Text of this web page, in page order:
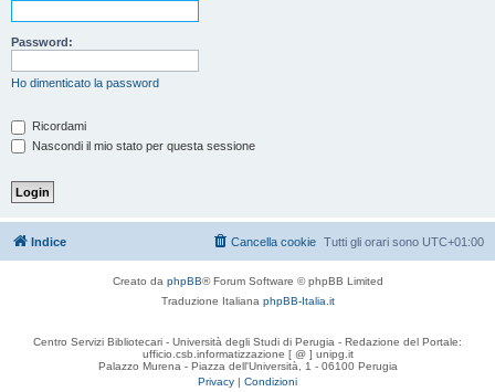
Password:
Ho dimenticato la password
Ricordami
Nascondi il mio stato per questa sessione
Indice Tutti gli orari sono UTC+01:00
Cancella cookie
Creato da phpBB® Forum Software © phpBB Limited
Traduzione Italiana phpBB-Italia.it
Centro Servizi Bibliotecari - Università degli Studi di Perugia - Redazione del Portale:
ufficio.csb.informatizzazione [ @ ] unipg.it
Palazzo Murena - Piazza dell'Università, 1 - 06100 Perugia
Privacy | Condizioni